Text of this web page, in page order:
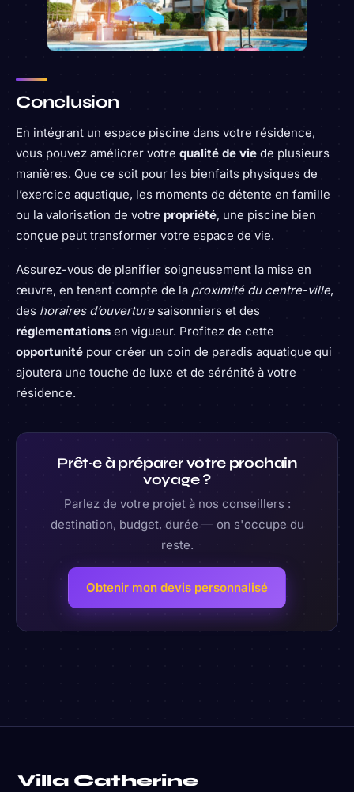
Conclusion
En intégrant un espace piscine dans votre résidence,
vous pouvez améliorer votre qualité de vie de plusieurs
manières. Que ce soit pour les bienfaits physiques de
l’exercice aquatique, les moments de détente en famille
ou la valorisation de votre propriété, une piscine bien
conçue peut transformer votre espace de vie.
Assurez-vous de planifier soigneusement la mise en
œuvre, en tenant compte de la proximité du centre-ville,
des horaires d’ouverturesaisonniers et des
réglementations en vigueur. Profitez de cette
opportunité pour créer un coin de paradis aquatique qui
ajoutera une touche de luxe et de sérénité à votre
résidence.
Prêt·e à préparer votre prochain
voyage ?
Parlez de votre projet à nos conseillers :
destination, budget, durée — on s'occupe du
reste.
Obtenir mon devis personnalisé
Villa Catherine